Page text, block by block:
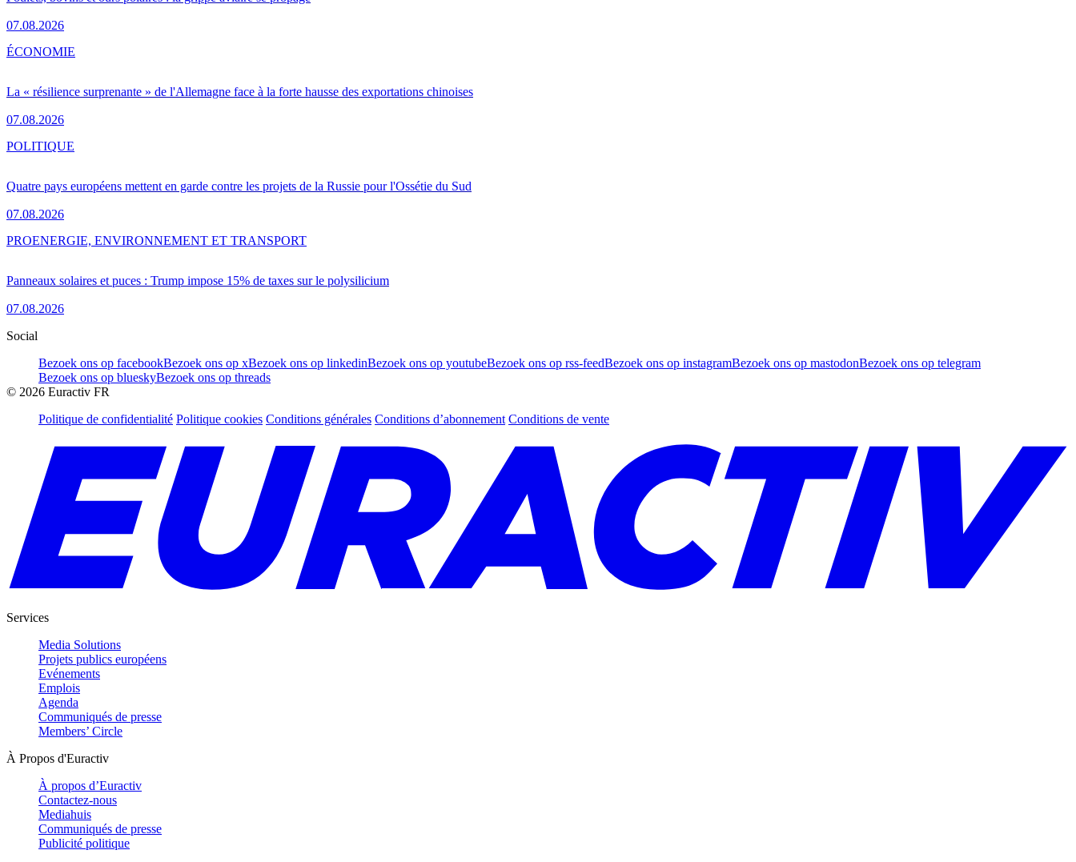
07.08.2026
La « résilience surprenante » de l'Allemagne face à la forte hausse des exportations chinoises
07.08.2026
ÉCONOMIE
Quatre pays européens mettent en garde contre les projets de la Russie pour l'Ossétie du Sud
07.08.2026
POLITIQUE
Panneaux solaires et puces : Trump impose 15% de taxes sur le polysilicium
07.08.2026
PROENERGIE, ENVIRONNEMENT ET TRANSPORT
Social
Bezoek ons op facebookBezoek ons op xBezoek ons op linkedinBezoek ons op youtubeBezoek ons op rss-feedBezoek ons op instagramBezoek ons op mastodonBezoek ons op telegram
Bezoek ons op blueskyBezoek ons op threads
© 2026 Euractiv FR
Politique de confidentialité Politique cookies Conditions générales Conditions d’abonnement Conditions de vente
Services
Media Solutions
Projets publics européens
Evénements
Emplois
Agenda
Communiqués de presse
Members’ Circle
À Propos d'Euractiv
À propos d’Euractiv
Contactez-nous
Mediahuis
Communiqués de presse
Publicité politique